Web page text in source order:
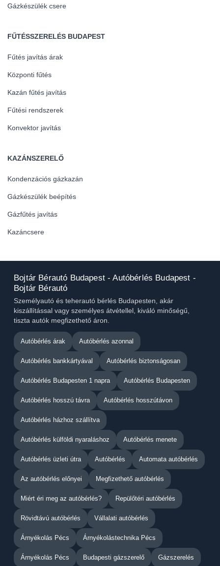
Gázkészülék csere
FŰTÉSSZERELÉS BUDAPEST
Fűtés javítás árak
Központi fűtés
Kazán fűtés javítás
Fűtési rendszerek
Konvektor javítás
KAZÁNSZERELŐ
Kondenzációs gázkazán
Gázkészülék beépítés
Gázfűtés javítás
Kazáncsere
Bojtár Bérautó Budapest - Autóbérlés Budapest -
Bojtár Bérautó
Személyautó és teherautó bérlés Budapesten, akár
kiszállítással vagy személyes átvétellel, kiváló minőségű,
tiszta autók megfizethető áron.
Autóbérlés árak Autóbérlés azonnal
Autóbérlés bankkártyával Autóbérlés biztonságosan
Autóbérlés Budapesten 1 napra Autóbérlés Budapesten
Autóbérlés hosszú távra Autóbérlés hosszútávon
Autóbérlés házhoz szállítva
Autóbérlés külföldi nyaraláshoz Autóbérlés menete
Autóbérlés üzleti útra Autóbérlés Automata autóbérlés
Az autóbérlés előnyei Megfizethető autóbérlés
Miért éri meg az autóbérlés? Repülőtéri autóbérlés
Rövidtávú autóbérlés Vállalati autóbérlés
Árnyékolás Pécs Árnyékolástechnika Pécs
Árnyékolás Pécs Budapesti gázszerelő Gázszerelés